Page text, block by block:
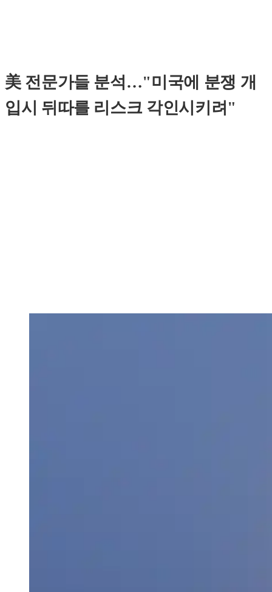
美 전문가들 분석…"미국에 분쟁 개
입시 뒤따를 리스크 각인시키려"